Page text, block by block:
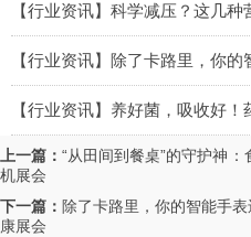
【行业资讯】科学减压？这几
【行业资讯】养好菌，吸收好
上一篇：“从田间到餐桌”的守护神
机展会
下一篇： 除了卡路里，你的智能手
康展会